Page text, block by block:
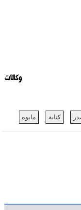
وكالات
كناية
مايوه